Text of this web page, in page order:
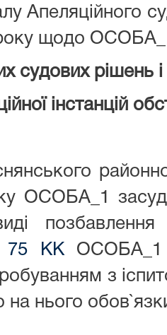
Апеляційного
щодо
судових рішень
інстанцій
ОСОБА_1
75 ККОСОБА_1
з
на нього